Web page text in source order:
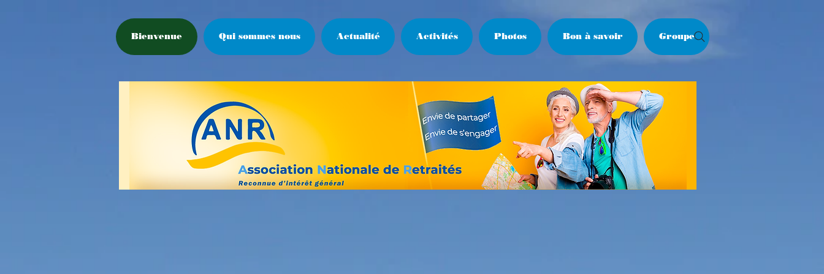
Bienvenue Qui sommes nous Actualité Activités Photos Bon à savoir Groupe